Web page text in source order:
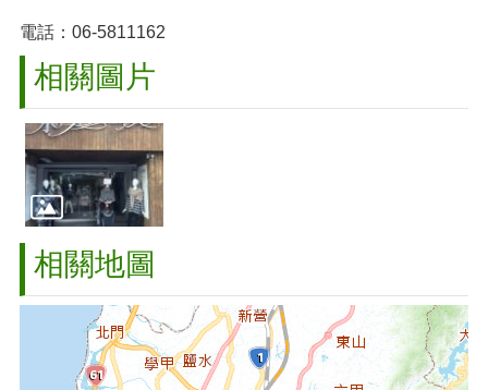
電話：06-5811162
相關圖片
相關地圖